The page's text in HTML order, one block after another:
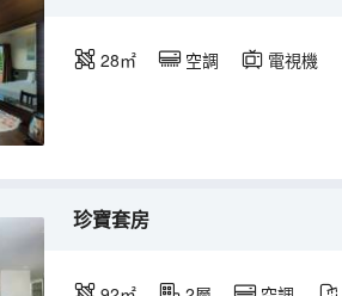
28㎡ 空調 電視機
珍寶套房